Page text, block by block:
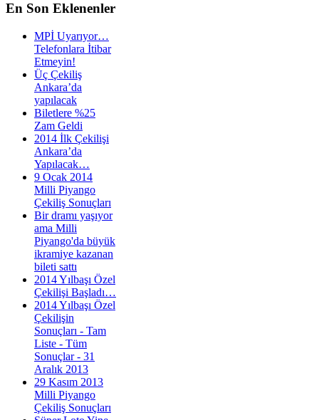
En Son Eklenenler
MPİ Uyarıyor…
Telefonlara İtibar
Etmeyin!
Üç Çekiliş
Ankara’da
yapılacak
Biletlere %25
Zam Geldi
2014 İlk Çekilişi
Ankara’da
Yapılacak…
9 Ocak 2014
Milli Piyango
Çekiliş Sonuçları
Bir dramı yaşıyor
ama Milli
Piyango'da büyük
ikramiye kazanan
bileti sattı
2014 Yılbaşı Özel
Çekilişi Başladı…
2014 Yılbaşı Özel
Çekilişin
Sonuçları - Tam
Liste - Tüm
Sonuçlar - 31
Aralık 2013
29 Kasım 2013
Milli Piyango
Çekiliş Sonuçları